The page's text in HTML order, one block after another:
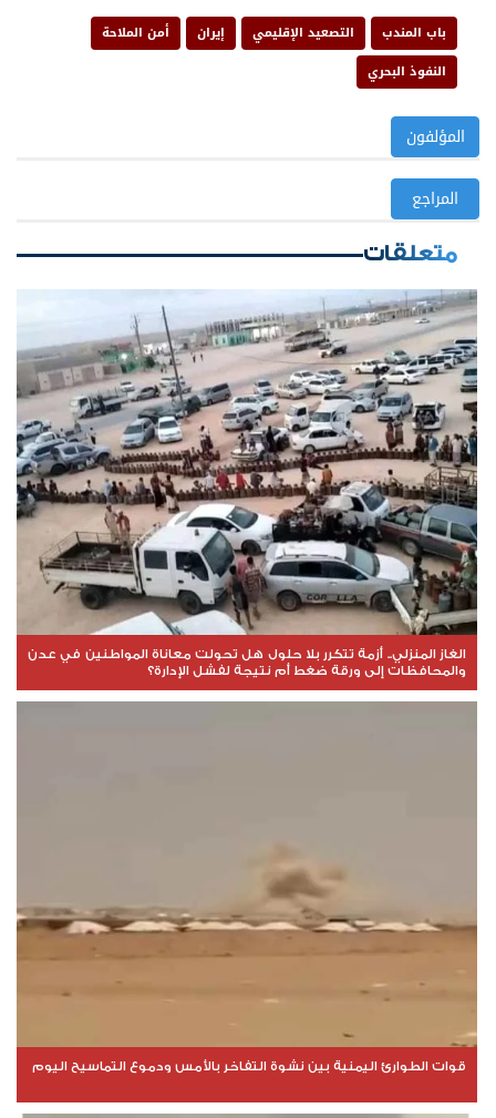
باب المندب التصعيد الإقليمي إيران
أمن الملاحة
النفوذ البحري
المؤلفون
المراجع
متعلقات
الغاز المنزلي.. أزمة تتكرر بلا حلول هل تحولت معاناة المواطنين في عدن
والمحافظات إلى ورقة ضغط أم نتيجة لفشل الإدارة؟
قوات الطوارئ اليمنية بين نشوة التفاخر بالأمس ودموع التماسيح اليوم